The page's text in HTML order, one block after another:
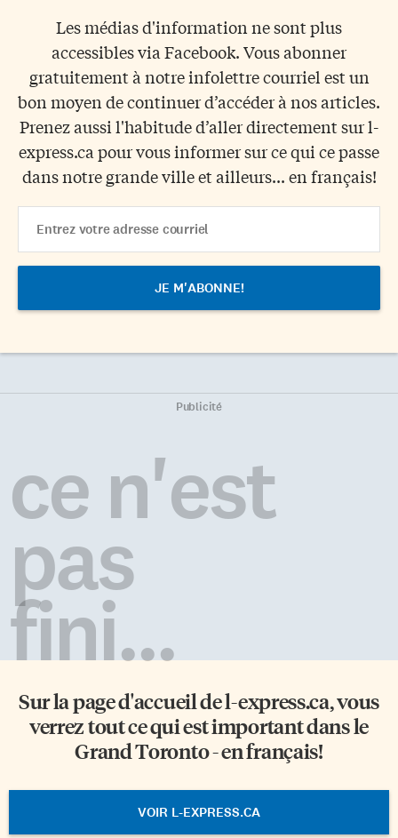
Les médias d'information ne sont plus
accessibles via Facebook. Vous abonner
gratuitement à notre infolettre courriel est un
bon moyen de continuer d’accéder à nos articles.
Prenez aussi l'habitude d’aller directement sur l-
express.ca pour vous informer sur ce qui ce passe
dans notre grande ville et ailleurs... en français!
Address
Publicité
ce n'est
pas
fini...
Sur la page d'accueil del-express.ca, vous
verrez tout ce qui est important dans le
Grand Toronto - en français!
VOIR L-EXPRESS.CA